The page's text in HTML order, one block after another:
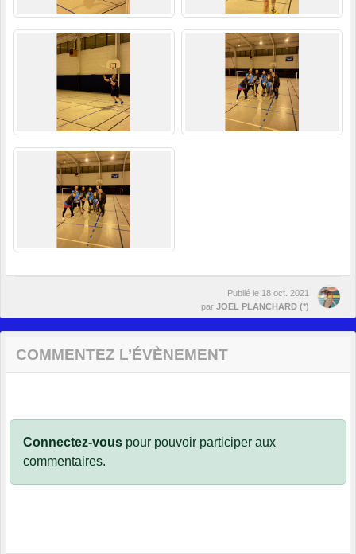
Publié le 18 oct. 2021
par JOEL PLANCHARD (*)
COMMENTEZ L’ÉVÈNEMENT
Connectez-vous pour pouvoir participer aux
commentaires.